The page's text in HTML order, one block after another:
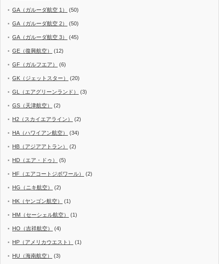
GA（ガルーダ航空 1） (50)
GA（ガルーダ航空 2） (50)
GA（ガルーダ航空 3） (45)
GE（復興航空） (12)
GF（ガルフエア） (6)
GK（ジェットスター） (20)
GL（エアグリーンランド） (3)
GS（天津航空） (2)
H2（スカイエアライン） (2)
HA（ハワイアン航空） (34)
HB（アジアアトラン） (2)
HD（エア・ドゥ） (5)
HF（エアコートジボワール） (2)
HG（ニキ航空） (2)
HK（ヤンゴン航空） (1)
HM（セーシェル航空） (1)
HO（吉祥航空） (4)
HP（アメリカウエスト） (1)
HU（海南航空） (3)